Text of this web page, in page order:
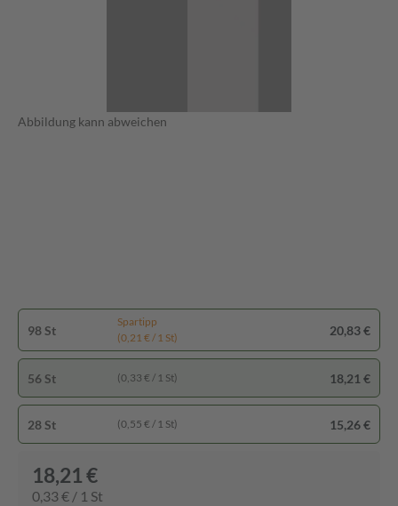
Abbildung kann abweichen
98 St
Spartipp
(0,21 € / 1 St)
20,83 €
56 St (0,33 € / 1 St) 18,21 €
28 St (0,55 € / 1 St) 15,26 €
18,21 €
0,33 € / 1 St